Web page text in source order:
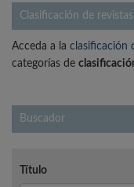
Clasificación de revistas
Acceda a la clasificación
categorías de
Buscador
Título